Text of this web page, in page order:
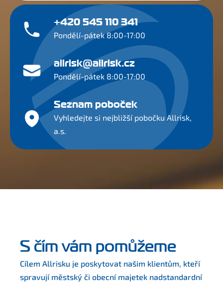
+420 545 110 341
Pondělí-pátek 8:00-17:00
allrisk@allrisk.cz
Pondělí-pátek 8:00-17:00
Seznam poboček
Vyhledejte si nejbližší pobočku Allrisk,
a.s.
S čím vám pomůžeme
Cílem Allrisku je poskytovat našim klientům, kteří
spravují městský či obecní majetek nadstandardní